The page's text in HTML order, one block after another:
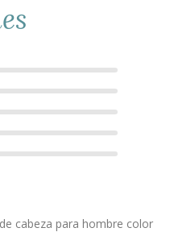
cabeza para hombre color